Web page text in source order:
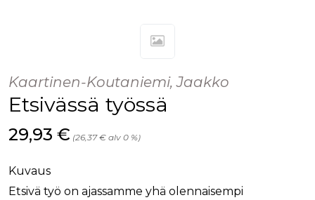
Kaartinen-Koutaniemi, Jaakko
Etsivässä työssä
Hinta nyt
29,93 € (26,37 € alv 0 %)
Kuvaus
Etsivä työ on ajassamme yhä olennaisempi